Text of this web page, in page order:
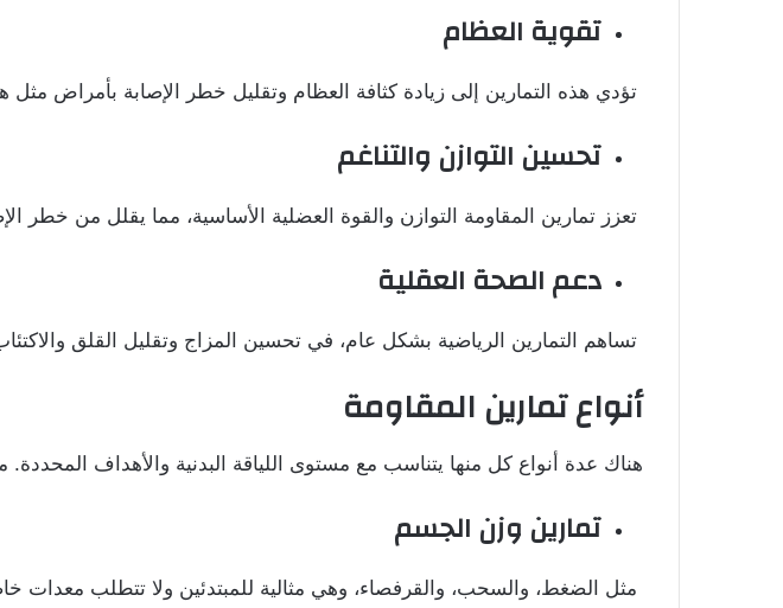
تقوية العظام
تؤدي هذه التمارين إلى زيادة كثافة العظام وتقليل خطر الإصابة بأمراض
تحسين التوازن والتناغم
تعزز تمارين المقاومة التوازن والقوة العضلية الأساسية، مما يقلل من خطر
دعم الصحة العقلية
تساهم التمارين الرياضية بشكل عام، في تحسين المزاج وتقليل القلق
أنواع تمارين المقاومة
هناك عدة أنواع كل منها يتناسب مع مستوى اللياقة البدنية والأهداف المحددة.
تمارين وزن الجسم
مثل الضغط، والسحب، والقرفصاء، وهي مثالية للمبتدئين ولا تتطلب معدات